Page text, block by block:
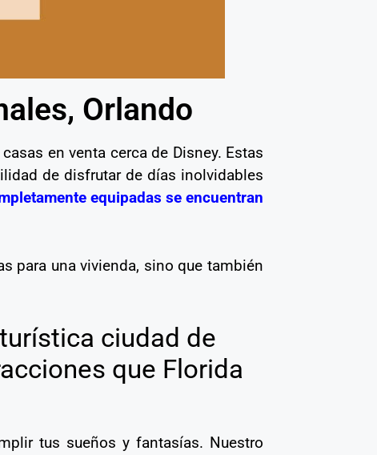
Orlando
en venta cerca de Disney. Estas
de disfrutar de días inolvidables
equipadas se encuentran
para una vivienda, sino que también
ciudad de
que Florida
tus sueños y fantasías. Nuestro